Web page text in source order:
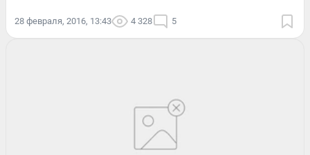
28 февраля, 2016, 13:43 4 328 5